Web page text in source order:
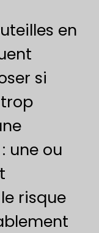
en
si
une ou
risque